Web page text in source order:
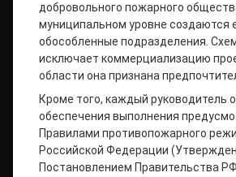
добровольного пожарного
муниципальном уровне создаются
обособленные подразделения.
исключает коммерциализацию
области она признана
Кроме того, каждый руководитель
обеспечения выполнения
Правилами противопожарного
Российской Федерации
Постановлением Правительства